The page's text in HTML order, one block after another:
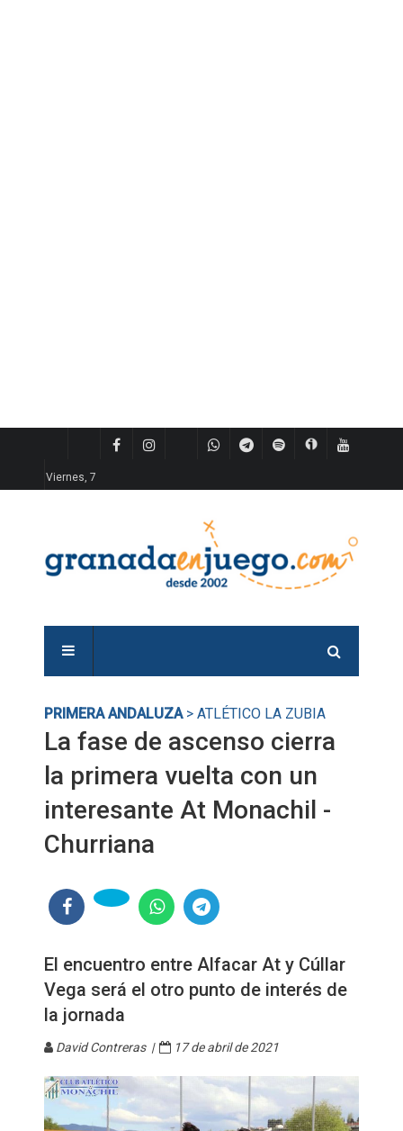
Viernes, 7
PRIMERA ANDALUZA> ATLÉTICO LA ZUBIA
La fase de ascenso cierra
la primera vuelta con un
interesante At Monachil -
Churriana
El encuentro entre Alfacar At y Cúllar
Vega será el otro punto de interés de
la jornada
David Contreras | 17 de abril de 2021